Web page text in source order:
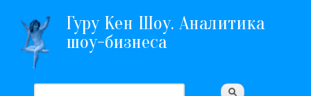
Перейти к основному содержанию
Гуру Кен Шоу. Аналитика
шоу-бизнеса